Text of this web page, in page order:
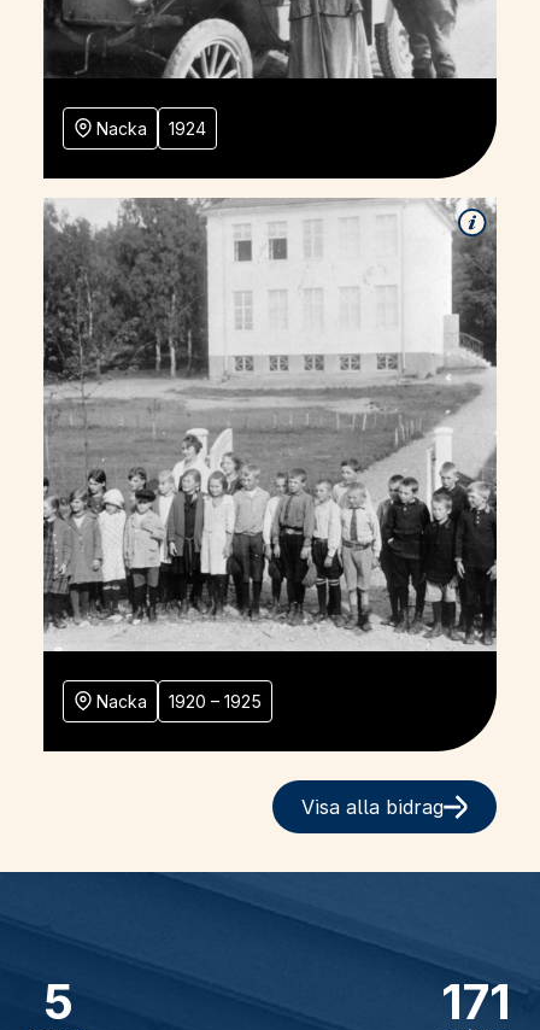
Nacka 1924
Nacka 1920 – 1925
Visa alla bidrag
5 171